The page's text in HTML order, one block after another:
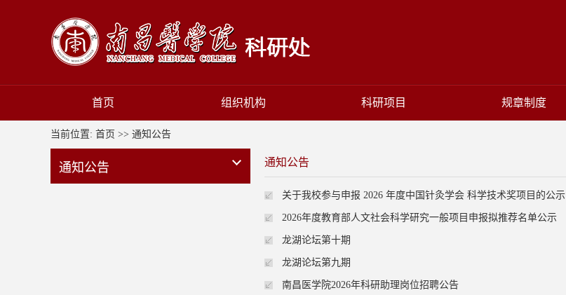
首页 组织机构 科研项目 规章制度
当前位置: 首页 >> 通知公告
通知公告 通知公告
关于我校参与申报 2026 年度中国针灸学会 科学技术奖项目的公示
2026年度教育部人文社会科学研究一般项目申报拟推荐名单公示
龙湖论坛第十期
龙湖论坛第九期
南昌医学院2026年科研助理岗位招聘公告